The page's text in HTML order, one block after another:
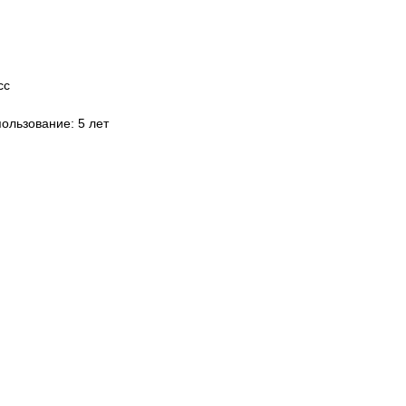
5 лет